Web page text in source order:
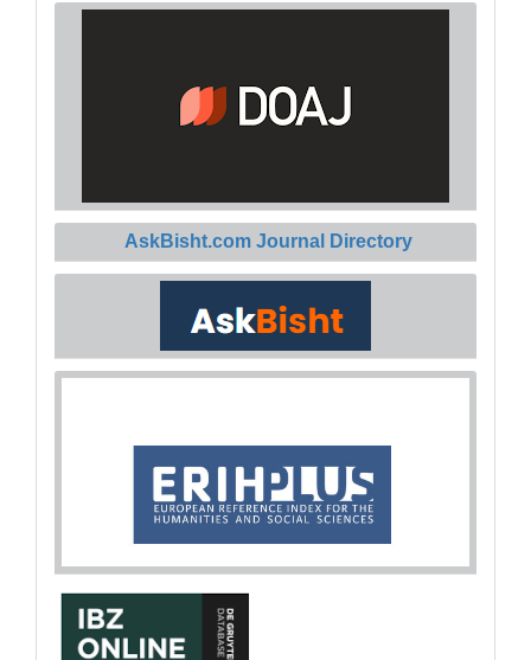
AskBisht.com Journal Directory